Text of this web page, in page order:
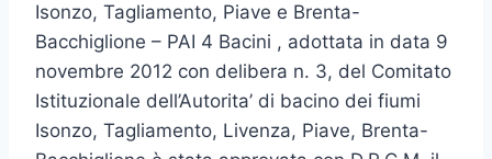
Isonzo, Tagliamento, Piave e Brenta-
Bacchiglione – PAI 4 Bacini , adottata in data 9
novembre 2012 con delibera n. 3, del Comitato
Istituzionale dell’Autorita’ di bacino dei fiumi
Isonzo, Tagliamento, Livenza, Piave, Brenta-